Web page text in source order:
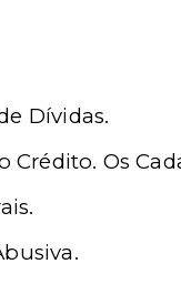
Dívidas.
Crédito. Os